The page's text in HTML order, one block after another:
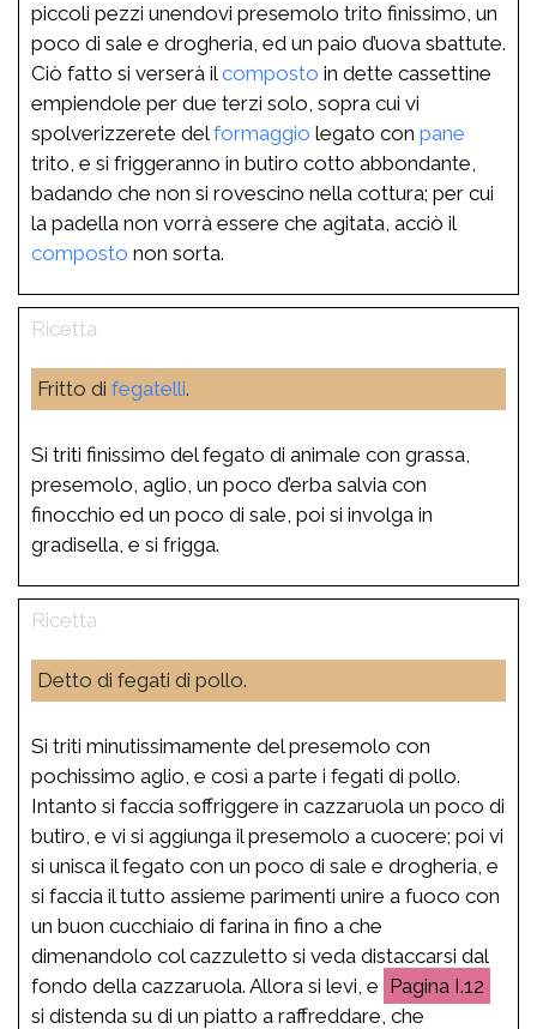
piccoli pezzi unendovi presemolo trito finissimo, un
poco di sale e drogheria, ed un paio d’uova sbattute.
Ciò fatto si verserà ilcomposto in dette cassettine
empiendole per due terzi solo, sopra cui vi
spolverizzerete delformaggio legato con pane
trito, e si friggeranno in butiro cotto abbondante,
badando che non si rovescino nella cottura; per cui
la padella non vorrà essere che agitata, acciò il
composto non sorta.
Fritto di fegatelli.
Si triti finissimo del fegato di animale con grassa,
presemolo, aglio, un poco d’erba salvia con
finocchio ed un poco di sale, poi si involga in
gradisella, e si frigga.
Detto di fegati di pollo.
Si triti minutissimamente del presemolo con
pochissimo aglio, e così a parte i fegati di pollo.
Intanto si faccia soffriggere in cazzaruola un poco di
butiro, e vi si aggiunga il presemolo a cuocere; poi vi
si unisca il fegato con un poco di sale e drogheria, e
si faccia il tutto assieme parimenti unire a fuoco con
un buon cucchiaio di farina in fino a che
dimenandolo col cazzuletto si veda distaccarsi dal
fondo della cazzaruola. Allora si levi, e
I.12
si distenda su di un piatto a raffreddare, che